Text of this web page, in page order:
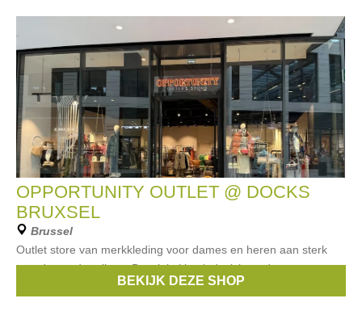
OPPORTUNITY OUTLET @ DOCKS
BRUXSEL
Brussel
Outlet store van merkkleding voor dames en heren aan sterk
gereduceerde prijzen. De winkel bevindt zich op de eerste
verdieping van het Docks Bruxsel winkelcentrum.
BEKIJK DEZE SHOP